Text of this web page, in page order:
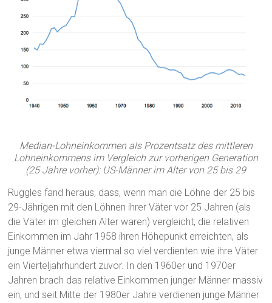
Median-Lohneinkommen als Prozentsatz des mittleren
Lohneinkommens im Vergleich zur vorherigen Generation
(25 Jahre vorher): US-Männer im Alter von 25 bis 29
Ruggles fand heraus, dass, wenn man die Löhne der 25 bis
29-Jährigen mit den Löhnen ihrer Väter vor 25 Jahren (als
die Väter im gleichen Alter waren) vergleicht, die relativen
Einkommen im Jahr 1958 ihren Höhepunkt erreichten, als
junge Männer etwa viermal so viel verdienten wie ihre Väter
ein Vierteljahrhundert zuvor. In den 1960er und 1970er
Jahren brach das relative Einkommen junger Männer massiv
ein, und seit Mitte der 1980er Jahre verdienen junge Männer